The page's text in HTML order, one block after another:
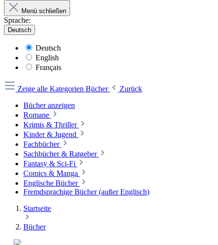
Menü schließen
Sprache:
Deutsch
Deutsch
English
Français
Zeige alle Kategorien Bücher
Zurück
Bücher anzeigen
Romane
Krimis & Thriller
Kinder & Jugend
Fachbücher
Sachbücher & Ratgeber
Fantasy & Sci-Fi
Comics & Manga
Englische Bücher
Fremdsprachige Bücher (außer Englisch)
Startseite
Bücher